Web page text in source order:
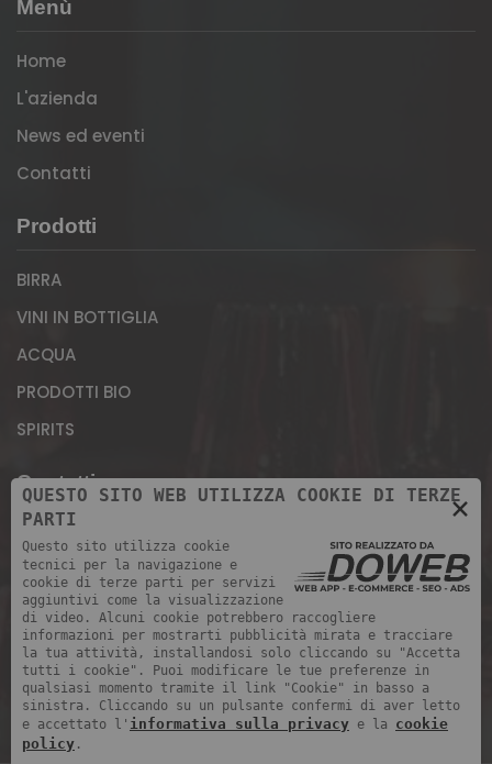
Menù
Home
L'azienda
News ed eventi
Contatti
Prodotti
BIRRA
VINI IN BOTTIGLIA
ACQUA
PRODOTTI BIO
SPIRITS
Contatti
Magazzino: Via Giuseppe Morandini, 11 - 37069,
Loc. Rizza di Villafranca (Verona)
+39 393 902 7105
+39 045 852 0905 ORARIO UFFICI: 8.00 - 12.00 /
14.00 - 18.00 lunedì - venerdì
info@rigobevande.it
×
QUESTO SITO WEB UTILIZZA COOKIE DI TERZE
PARTI
Questo sito utilizza cookie
tecnici per la navigazione e
cookie di terze parti per servizi
aggiuntivi come la visualizzazione
di video. Alcuni cookie potrebbero raccogliere
informazioni per mostrarti pubblicità mirata e tracciare
la tua attività, installandosi solo cliccando su "Accetta
tutti i cookie". Puoi modificare le tue preferenze in
qualsiasi momento tramite il link "Cookie" in basso a
sinistra. Cliccando su un pulsante confermi di aver letto
e accettato l' informativa sulla privacy e la cookie
policy .